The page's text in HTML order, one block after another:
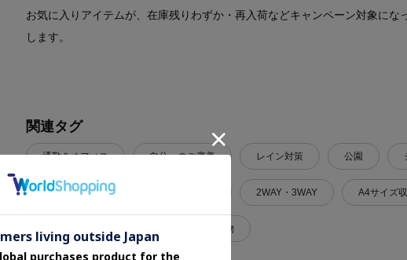
お気に入りアイテムが、在庫残りわずか・再入荷などキャンペーン対象にな
します。
関連タグ
通勤＆オフィス 自分へのご褒美 レイン対策 公園
デイリーカジュアル 2WAY・3WAY A4サイズ
オールシーズン物